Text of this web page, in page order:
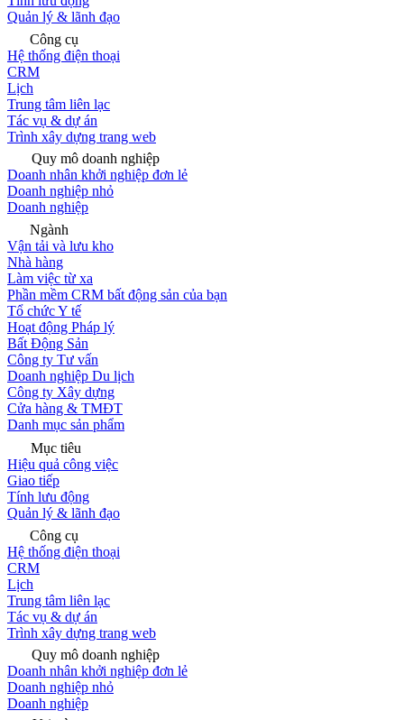
Quản lý & lãnh đạo
Công cụ
Hệ thống điện thoại
CRM
Lịch
Trung tâm liên lạc
Tác vụ & dự án
Trình xây dựng trang web
Quy mô doanh nghiệp
Doanh nhân khởi nghiệp đơn lẻ
Doanh nghiệp nhỏ
Doanh nghiệp
Ngành
Vận tải và lưu kho
Nhà hàng
Làm việc từ xa
Phần mềm CRM bất động sản của bạn
Tổ chức Y tế
Hoạt động Pháp lý
Bất Động Sản
Công ty Tư vấn
Doanh nghiệp Du lịch
Công ty Xây dựng
Cửa hàng & TMĐT
Danh mục sản phẩm
Mục tiêu
Hiệu quả công việc
Giao tiếp
Tính lưu động
Quản lý & lãnh đạo
Công cụ
Hệ thống điện thoại
CRM
Lịch
Trung tâm liên lạc
Tác vụ & dự án
Trình xây dựng trang web
Quy mô doanh nghiệp
Doanh nhân khởi nghiệp đơn lẻ
Doanh nghiệp nhỏ
Doanh nghiệp